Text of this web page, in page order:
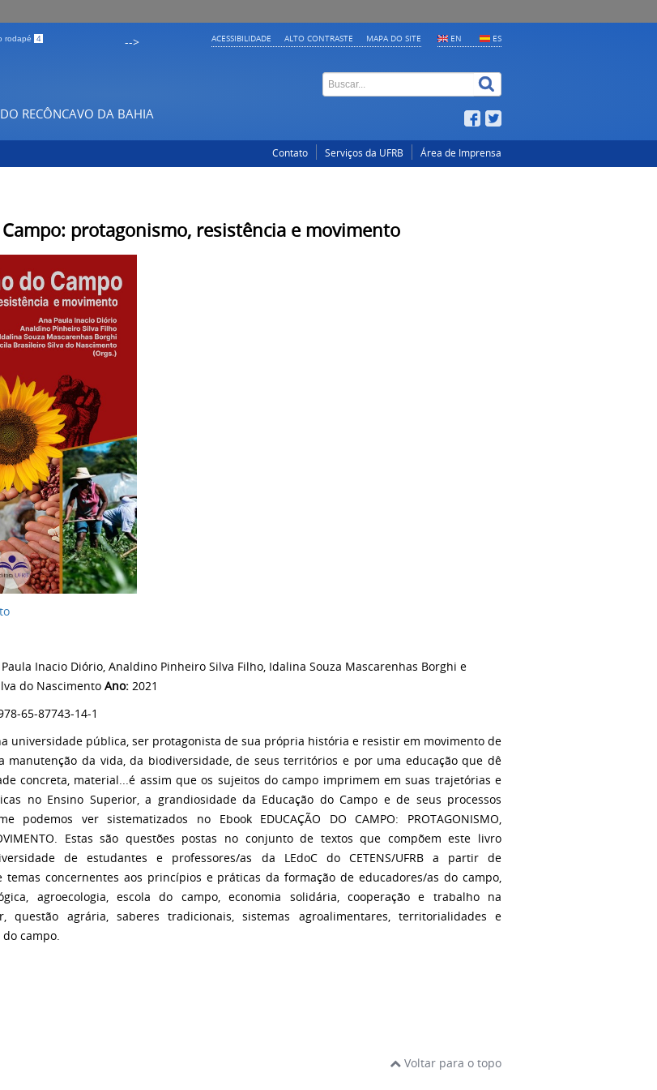
rodapé 4 EN ES
--> ACESSIBILIDADE ALTO CONTRASTE MAPA DO SITE
RECÔNCAVO DA BAHIA
Contato Serviços da UFRB Área de Imprensa
Campo: protagonismo, resistência e movimento
Inacio Diório, Analdino Pinheiro Silva Filho, Idalina Souza Mascarenhas Borghi e
do Nascimento Ano: 2021
65-87743-14-1
universidade pública, ser protagonista de sua própria história e resistir em movimento de
manutenção da vida, da biodiversidade, de seus territórios e por uma educação que dê
concreta, material...é assim que os sujeitos do campo imprimem em suas trajetórias e
no Ensino Superior, a grandiosidade da Educação do Campo e de seus processos
podemos ver sistematizados no Ebook EDUCAÇÃO DO CAMPO: PROTAGONISMO,
Estas são questões postas no conjunto de textos que compõem este livro
de estudantes e professores/as da LEdoC do CETENS/UFRB a partir de
temas concernentes aos princípios e práticas da formação de educadores/as do campo,
agroecologia, escola do campo, economia solidária, cooperação e trabalho na
questão agrária, saberes tradicionais, sistemas agroalimentares, territorialidades e
campo.
Voltar para o topo